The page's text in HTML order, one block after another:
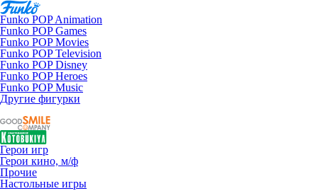
Funko POP Animation
Funko POP Games
Funko POP Movies
Funko POP Television
Funko POP Disney
Funko POP Heroes
Funko POP Music
Другие фигурки
Герои игр
Герои кино, м/ф
Прочие
Настольные игры